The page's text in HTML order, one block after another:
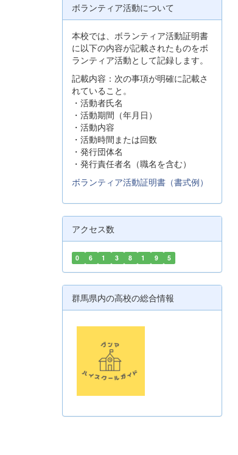
ボランティア活動について
本校では、ボランティア活動証明書
に以下の内容が記載されたものをボ
ランティア活動として記録します。
記載内容：次の事項が明確に記載さ
れていること。
・活動者氏名
・活動期間（年月日）
・活動内容
・活動時間または回数
・発行団体名
・発行責任者名（職名を含む）
ボランティア活動証明書（書式例）
アクセス数
0 6 1 3 8 1 9 5
群馬県内の高校の総合情報